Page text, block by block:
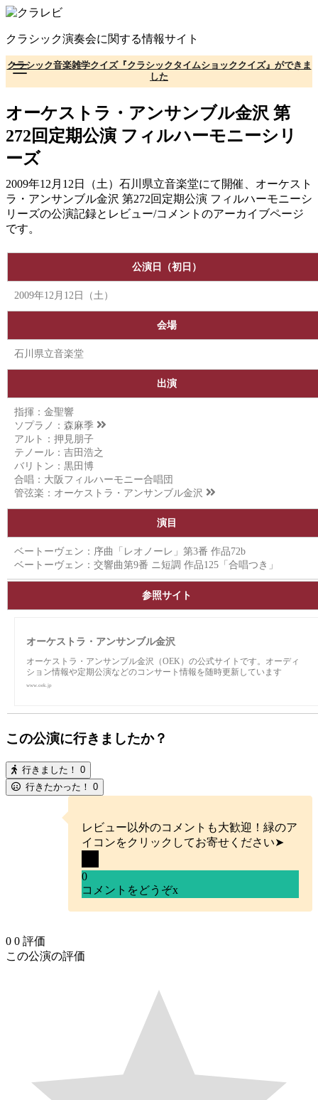
コ
テ
ン
ツ
へ
動
クラシック演奏会に関する情報サイト
クラシック音楽雑学クイズ『クラシックタイムショッククイズ』ができま
した
オーケストラ・アンサンブル金沢 第
272回定期公演 フィルハーモニーシリ
ーズ
2009年12月12日（土）石川県立音楽堂にて開催、オーケスト
ラ・アンサンブル金沢 第272回定期公演 フィルハーモニーシ
リーズの公演記録とレビュー/コメントのアーカイブページ
です。
公演日（初日）
2009年12月12日（土）
会場
石川県立音楽堂
出演
指揮：金聖響
ソプラノ： 森麻季
アルト：押見朋子
テノール：吉田浩之
バリトン：黒田博
合唱：大阪フィルハーモニー合唱団
管弦楽： オーケストラ・アンサンブル金沢
演目
ベートーヴェン：序曲「レオノーレ」第3番 作品72b
ベートーヴェン：交響曲第9番 ニ短調 作品125「合唱つき」
参照サイト
オーケストラ・アンサンブル金沢
オーケストラ・アンサンブル金沢（OEK）の公式サイトです。オーディ
ション情報や定期公演などのコンサート情報を随時更新しています
www.oek.jp
この公演に行きましたか？
行きました！ 0
行きたかった！ 0
レビュー以外のコメントも大歓迎！緑のア
イコンをクリックしてお寄せください➤
0
コメントをどうぞx
0 0 評価
この公演の評価